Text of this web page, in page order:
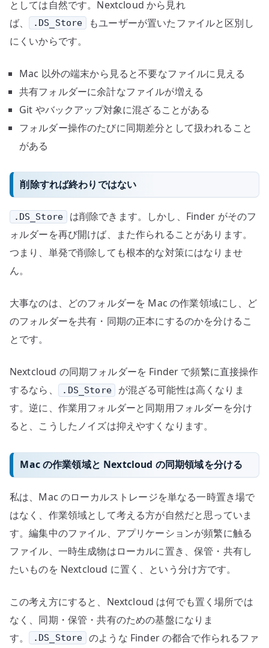
としては自然です。Nextcloud から見れ
ば、
.DS_Store
もユーザーが置いたファイルと区別し
にくいからです。
Mac 以外の端末から見ると不要なファイルに見える
共有フォルダーに余計なファイルが増える
Git やバックアップ対象に混ざることがある
フォルダー操作のたびに同期差分として扱われること
がある
削除すれば終わりではない
.DS_Store
は削除できます。しかし、Finder がそのフ
ォルダーを再び開けば、また作られることがあります。
つまり、単発で削除しても根本的な対策にはなりませ
ん。
大事なのは、どのフォルダーを Mac の作業領域にし、ど
のフォルダーを共有・同期の正本にするのかを分けるこ
とです。
Nextcloud の同期フォルダーを Finder で頻繁に直接操作
するなら、
.DS_Store
が混ざる可能性は高くなりま
す。逆に、作業用フォルダーと同期用フォルダーを分け
ると、こうしたノイズは抑えやすくなります。
Mac の作業領域と Nextcloud の同期領域を分ける
私は、Mac のローカルストレージを単なる一時置き場で
はなく、作業領域として考える方が自然だと思っていま
す。編集中のファイル、アプリケーションが頻繁に触る
ファイル、一時生成物はローカルに置き、保管・共有し
たいものを Nextcloud に置く、という分け方です。
この考え方にすると、Nextcloud は何でも置く場所では
なく、同期・保管・共有のための基盤になりま
す。
.DS_Store
のような Finder の都合で作られるファ